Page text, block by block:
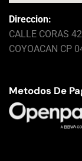
Direccion:
CALLE CORAS
COYOACAN CP
Metodos De